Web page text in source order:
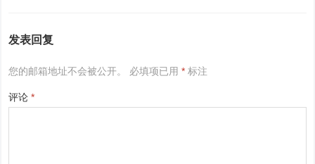
发表回复
您的邮箱地址不会被公开。 必填项已用* 标注
评论*